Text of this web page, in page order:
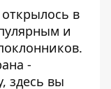
в
и
-
здесь вы